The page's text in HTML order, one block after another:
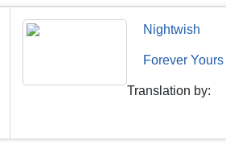
Nightwish
Forever Yours
Translation by: